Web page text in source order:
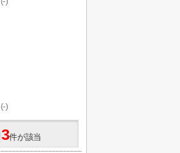
(-)
3件が該当